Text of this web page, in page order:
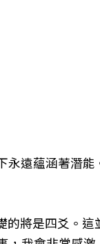
遠蘊涵著潛能
將是四爻。這